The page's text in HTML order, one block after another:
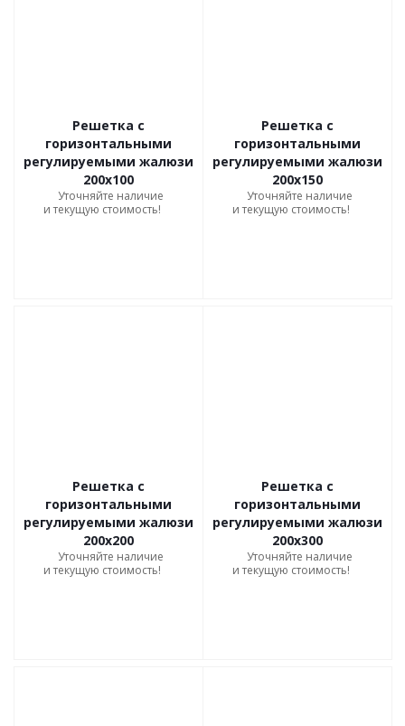
Решетка с
горизонтальными
регулируемыми жалюзи
200х100
Уточняйте наличие
и текущую стоимость!
Решетка с
горизонтальными
регулируемыми жалюзи
200х150
Уточняйте наличие
и текущую стоимость!
Решетка с
горизонтальными
регулируемыми жалюзи
200х200
Уточняйте наличие
и текущую стоимость!
Решетка с
горизонтальными
регулируемыми жалюзи
200х300
Уточняйте наличие
и текущую стоимость!